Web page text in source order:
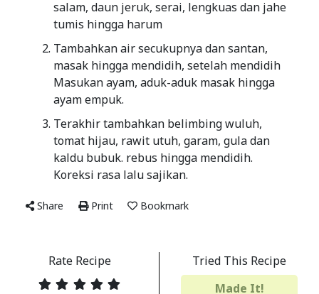
salam, daun jeruk, serai, lengkuas dan jahe
tumis hingga harum
Tambahkan air secukupnya dan santan,
masak hingga mendidih, setelah mendidih
Masukan ayam, aduk-aduk masak hingga
ayam empuk.
Terakhir tambahkan belimbing wuluh,
tomat hijau, rawit utuh, garam, gula dan
kaldu bubuk. rebus hingga mendidih.
Koreksi rasa lalu sajikan.
Share Print Bookmark
Rate Recipe
Tried This Recipe
Made It!